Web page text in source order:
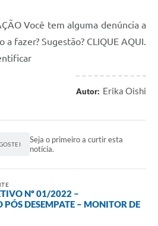
Você tem alguma denúncia a
a fazer? Sugestão? CLIQUE AQUI.
Autor: Erika Oishi
Seja o primeiro a curtir esta
notícia.
Nº 01/2022 –
PÓS DESEMPATE – MONITOR DE